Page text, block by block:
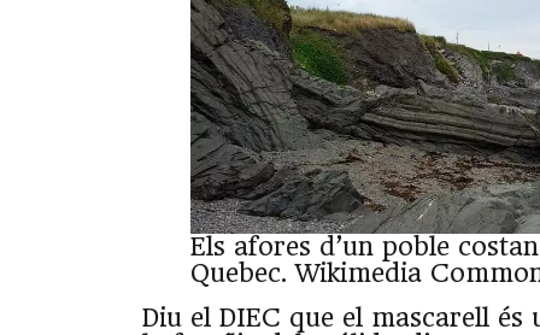
Els afores d’un poble
Quebec. Wikimedia
Diu el DIEC que el mascarell